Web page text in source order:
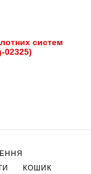
систем
02325)
КОШИК